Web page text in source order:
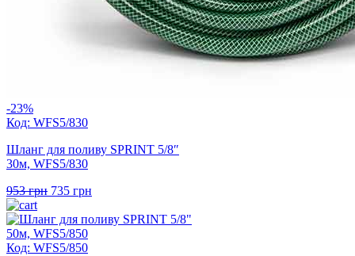
-23%
Код: WFS5/830
Шланг для поливу SPRINT 5/8″
30м, WFS5/830
953грн Оригінальна
953 грн.
735 грн
735 грн.
Код: WFS5/850